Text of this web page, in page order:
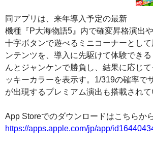
同アプリは、来年導入予定の最新
機種『P大海物語5』内で確変昇格演出
十字ボタンで遊べるミニコーナーとし
ンテンツを、導入に先駆けて体験でき
んとジャンケンで勝負し、結果に応じ
ッキーカラーを表示す。1/319の確率で
が出現するプレミアム演出も搭載されて
App Storeでのダウンロードはこちらか
https://apps.apple.com/jp/app/